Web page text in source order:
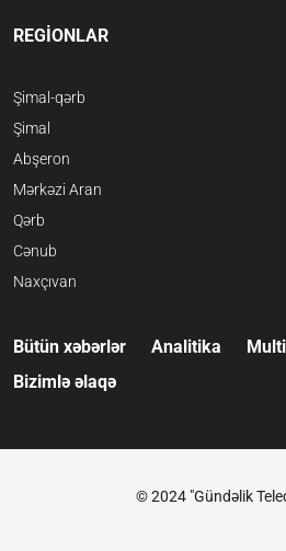
REGİONLAR
Şimal-qərb
Şimal
Abşeron
Mərkəzi Aran
Qərb
Cənub
Naxçıvan
Bütün xəbərlər Analitika
Bizimlə əlaqə
© 2024 "Gündəlik